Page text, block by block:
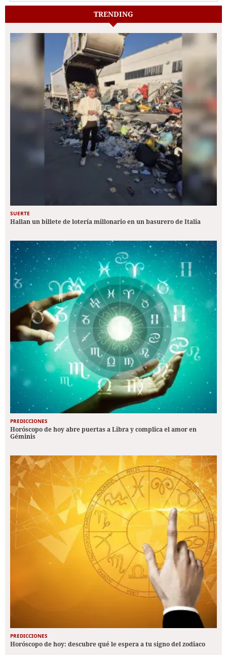
TRENDING
SUERTE
Hallan un billete de lotería millonario en un basurero de Italia
PREDICCIONES
Horóscopo de hoy abre puertas a Libra y complica el amor en
Géminis
PREDICCIONES
Horóscopo de hoy: descubre qué le espera a tu signo del zodiaco